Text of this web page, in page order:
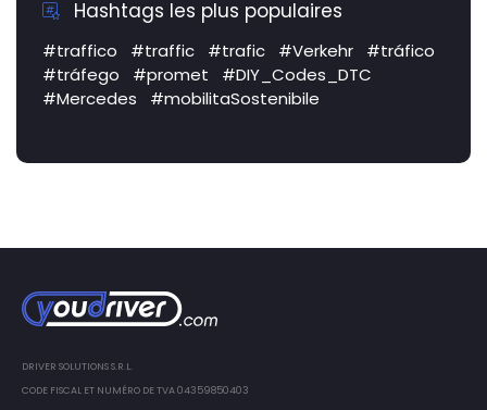
Hashtags les plus populaires
#traffico #traffic #trafic #Verkehr
#tráfico
#tráfego
#promet
#DIY_Codes_DTC
#Mercedes
#mobilitaSostenibile
DRIVER SOLUTIONS S.R.L.
CODE FISCAL ET NUMÉRO DE TVA 04359850403